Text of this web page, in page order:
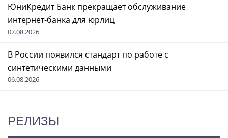
ЮниКредит Банк прекращает обслуживание
интернет-банка для юрлиц
07.08.2026
В России появился стандарт по работе с
синтетическими данными
06.08.2026
РЕЛИЗЫ